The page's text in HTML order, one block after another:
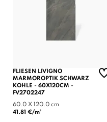
FLIESEN LIVIGNO
MARMOROPTIK SCHWARZ
KOHLE - 60X120CM -
FV2702247
60.0 X 120.0 cm
41.81 €/m²